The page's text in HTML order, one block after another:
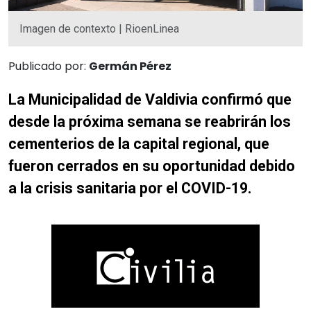
Imagen de contexto | RioenLinea
Publicado por: Germán Pérez
La Municipalidad de Valdivia confirmó que
desde la próxima semana se reabrirán los
cementerios de la capital regional, que
fueron cerrados en su oportunidad debido
a la crisis sanitaria por el COVID-19.